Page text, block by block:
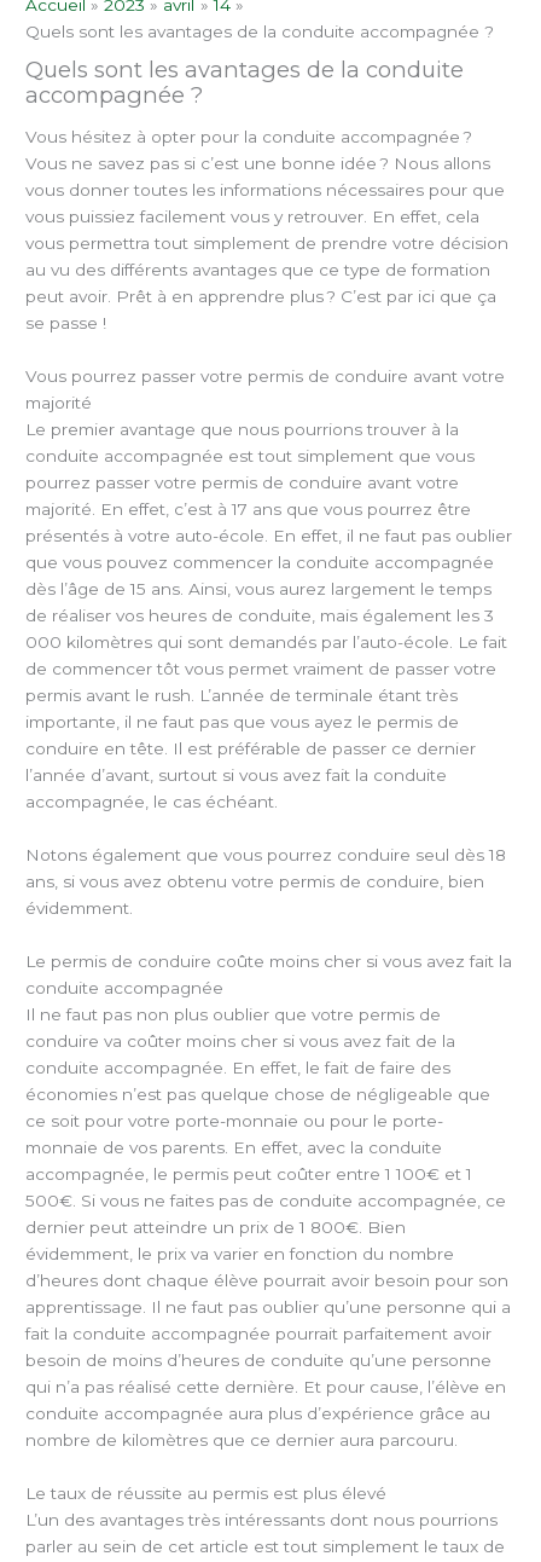
Accueil 2023 avril
14
Quels sont les avantages de la conduite accompagnée ?
Quels sont les avantages de la conduite
accompagnée ?
Vous hésitez à opter pour la conduite accompagnée ?
Vous ne savez pas si c’est une bonne idée ? Nous allons
vous donner toutes les informations nécessaires pour que
vous puissiez facilement vous y retrouver. En effet, cela
vous permettra tout simplement de prendre votre décision
au vu des différents avantages que ce type de formation
peut avoir. Prêt à en apprendre plus ? C’est par ici que ça
se passe !
Vous pourrez passer votre permis de conduire avant votre
majorité
Le premier avantage que nous pourrions trouver à la
conduite accompagnée est tout simplement que vous
pourrez passer votre permis de conduire avant votre
majorité. En effet, c’est à 17 ans que vous pourrez être
présentés à votre auto-école. En effet, il ne faut pas oublier
que vous pouvez commencer la conduite accompagnée
dès l’âge de 15 ans. Ainsi, vous aurez largement le temps
de réaliser vos heures de conduite, mais également les 3
000 kilomètres qui sont demandés par l’auto-école. Le fait
de commencer tôt vous permet vraiment de passer votre
permis avant le rush. L’année de terminale étant très
importante, il ne faut pas que vous ayez le permis de
conduire en tête. Il est préférable de passer ce dernier
l’année d’avant, surtout si vous avez fait la conduite
accompagnée, le cas échéant.
Notons également que vous pourrez conduire seul dès 18
ans, si vous avez obtenu votre permis de conduire, bien
évidemment.
Le permis de conduire coûte moins cher si vous avez fait la
conduite accompagnée
Il ne faut pas non plus oublier que votre permis de
conduire va coûter moins cher si vous avez fait de la
conduite accompagnée. En effet, le fait de faire des
économies n’est pas quelque chose de négligeable que
ce soit pour votre porte-monnaie ou pour le porte-
monnaie de vos parents. En effet, avec la conduite
accompagnée, le permis peut coûter entre 1 100€ et 1
500€. Si vous ne faites pas de conduite accompagnée, ce
dernier peut atteindre un prix de 1 800€. Bien
évidemment, le prix va varier en fonction du nombre
d’heures dont chaque élève pourrait avoir besoin pour son
apprentissage. Il ne faut pas oublier qu’une personne qui a
fait la conduite accompagnée pourrait parfaitement avoir
besoin de moins d’heures de conduite qu’une personne
qui n’a pas réalisé cette dernière. Et pour cause, l’élève en
conduite accompagnée aura plus d’expérience grâce au
nombre de kilomètres que ce dernier aura parcouru.
Le taux de réussite au permis est plus élevé
L’un des avantages très intéressants dont nous pourrions
parler au sein de cet article est tout simplement le taux de